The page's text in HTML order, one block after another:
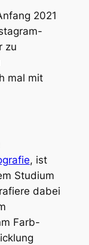
2021
zu
mal mit
, ist
Studium
dabei
Farb-